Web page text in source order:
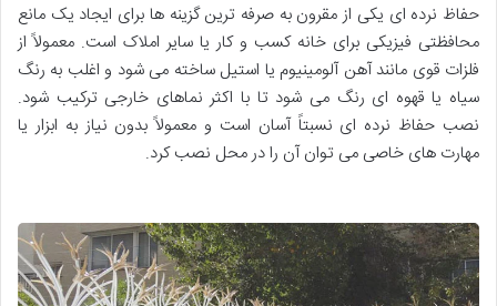
حفاظ نرده ای یکی از مقرون به صرفه ترین گزینه ها برای ایجاد یک مانع
محافظتی فیزیکی برای خانه کسب و کار یا سایر املاک است. معمولاً از
فلزات قوی مانند آهن آلومینیوم یا استیل ساخته می شود و اغلب به رنگ
سیاه یا قهوه ای رنگ می شود تا با اکثر نماهای خارجی ترکیب شود.
نصب حفاظ نرده ای نسبتاً آسان است و معمولاً بدون نیاز به ابزار یا
مهارت های خاصی می توان آن را در محل نصب کرد.